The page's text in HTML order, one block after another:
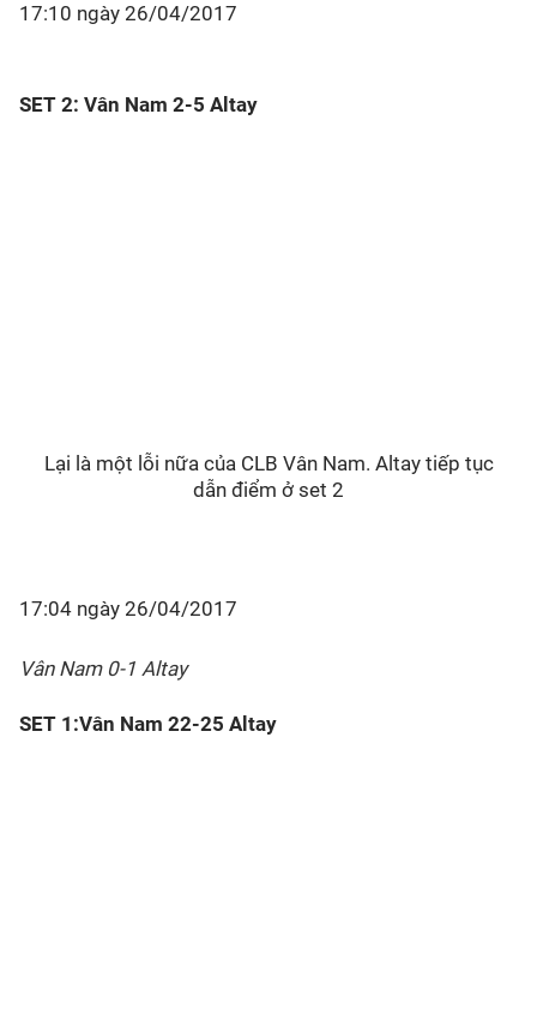
17:10 ngày 26/04/2017
SET 2: Vân Nam 2-5 Altay
Lại là một lỗi nữa của CLB Vân Nam. Altay tiếp tục
dẫn điểm ở set 2
17:04 ngày 26/04/2017
Vân Nam 0-1 Altay
SET 1:Vân Nam 22-25 Altay